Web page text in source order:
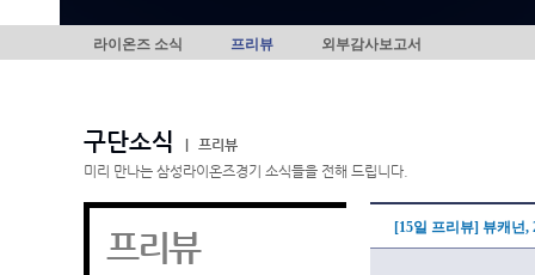
라이온즈 소식 프리뷰 외부감사보고서
구단소식
프리뷰
미리 만나는 삼성라이온즈경기 소식들을 전해 드립니다.
프리뷰 [15일 프리뷰] 뷰캐넌